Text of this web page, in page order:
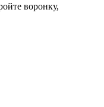
воронку,